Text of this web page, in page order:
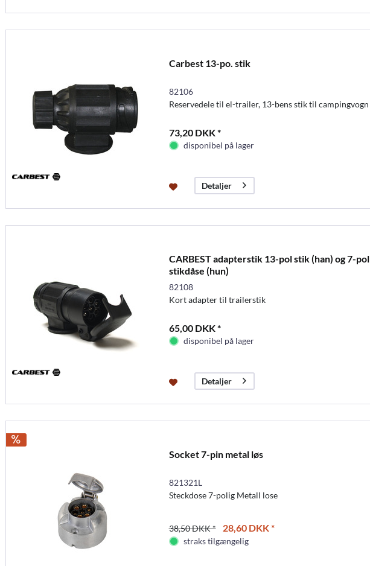
Carbest 13-po. stik
82106
Reservedele til el-trailer, 13-bens stik til campingvogn
73,20 DKK *
disponibel på lager
Detaljer
CARBEST adapterstik 13-pol stik (han) og 7-pol
stikdåse (hun)
82108
Kort adapter til trailerstik
65,00 DKK *
disponibel på lager
Detaljer
Socket 7-pin metal løs
821321L
Steckdose 7-polig Metall lose
38,50 DKK * 28,60 DKK *
straks tilgængelig